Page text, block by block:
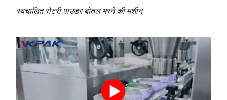
स्वचालित रोटरी पाउडर बोतल भरने की मशीन